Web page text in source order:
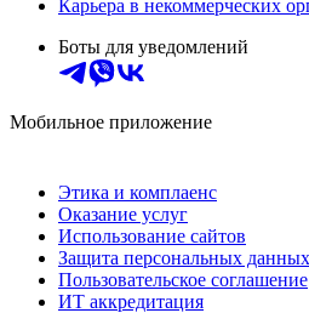
Карьера в некоммерческих
Боты для уведомлений
Мобильное приложение
Этика и комплаенс
Оказание услуг
Использование сайтов
Защита персональных данных
Пользовательское соглашение
ИТ аккредитация